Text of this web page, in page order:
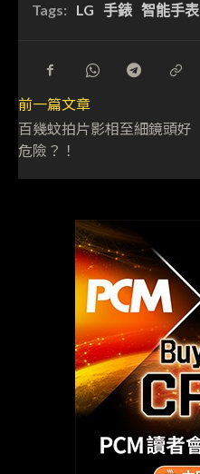
Tags: LG 手錶 智能手表
前一篇文章
百幾蚊拍片影相至細鏡頭好
危險？！